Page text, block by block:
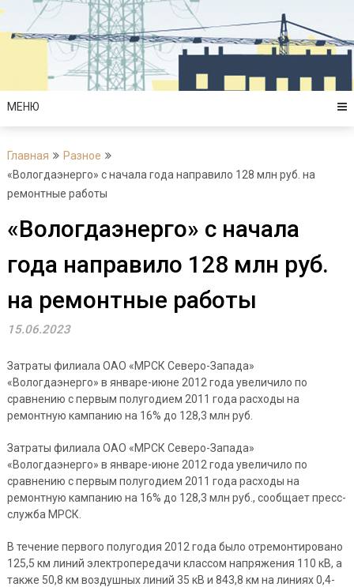
Перейти
содержимому
МЕНЮ
Главная
Разное
«Вологдаэнерго» с начала года направило 128 млн руб. на
ремонтные работы
«Вологдаэнерго» с начала
года направило 128 млн руб.
на ремонтные работы
15.06.2023
Затраты филиала ОАО «МРСК Северо-Запада»
«Вологдаэнерго» в январе-июне 2012 года увеличило по
сравнению с первым полугодием 2011 года расходы на
ремонтную кампанию на 16% до 128,3 млн руб.
Затраты филиала ОАО «МРСК Северо-Запада»
«Вологдаэнерго» в январе-июне 2012 года увеличило по
сравнению с первым полугодием 2011 года расходы на
ремонтную кампанию на 16% до 128,3 млн руб., сообщает пресс-
служба МРСК.
В течение первого полугодия 2012 года было отремонтировано
125,5 км линий электропередачи классом напряжения 110 кВ, а
также 50,8 км воздушных линий 35 кВ и 843,8 км на линиях 0,4-